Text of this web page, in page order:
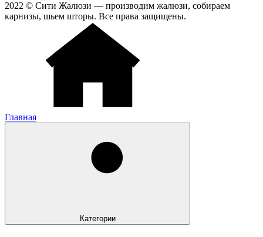
2022 © Сити Жалюзи — производим жалюзи, собираем
карнизы, шьем шторы. Все права защищены.
Главная
Категории